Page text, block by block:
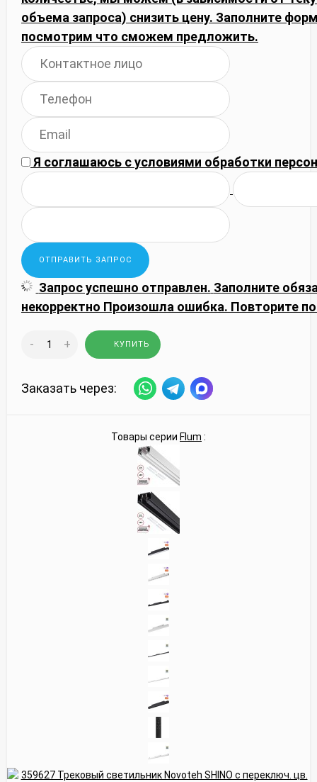
объема запроса) снизить цену. Заполните
посмотрим что сможем предложить.
Я соглашаюсь сусловиями обработки
Запрос успешно отправлен. Заполните
некорректно Произошла ошибка. Повторите
- + КУПИТЬ
Заказать через:
Товары серии Flum :